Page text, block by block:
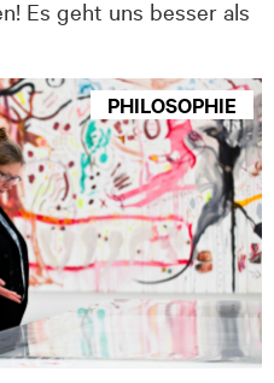
Es geht uns besser als
PHILOSOPHIE